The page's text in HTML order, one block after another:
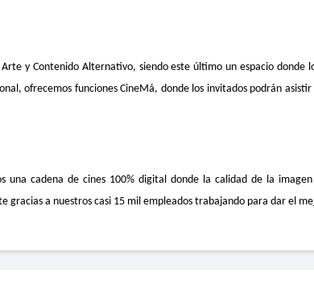
y Contenido Alternativo, siendo este último un espacio donde
ofrecemos funciones CineMá, donde los invitados podrán
una cadena de cines 100% digital donde la calidad de la
gracias a nuestros casi 15 mil empleados trabajando para dar el